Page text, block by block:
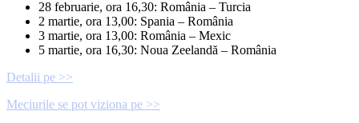
28 februarie, ora 16,30: România – Turcia
2 martie, ora 13,00: Spania – România
3 martie, ora 13,00: România – Mexic
5 martie, ora 16,30: Noua Zeelandă – România
Detalii pe >>
Meciurile se pot viziona pe >>